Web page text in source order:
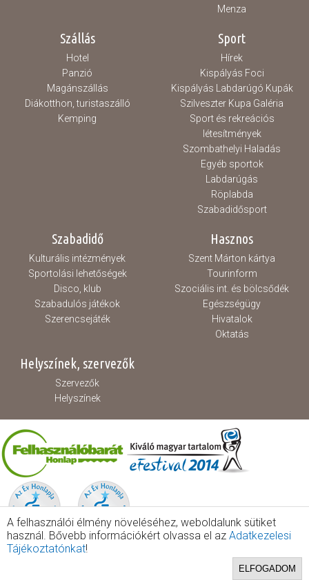
Menza
Szállás
Hotel
Panzió
Magánszállás
Diákotthon, turistaszálló
Kemping
Sport
Hírek
Kispályás Foci
Kispályás Labdarúgó Kupák
Szilveszter Kupa Galéria
Sport és rekreációs
létesítmények
Szombathelyi Haladás
Egyéb sportok
Labdarúgás
Röplabda
Szabadidősport
Szabadidő
Kulturális intézmények
Sportolási lehetőségek
Disco, klub
Szabadulós játékok
Szerencsejáték
Hasznos
Szent Márton kártya
Tourinform
Szociális int. és bölcsődék
Egészségügy
Hivatalok
Oktatás
Helyszínek, szervezők
Szervezők
Helyszínek
A felhasználói élmény növeléséhez, weboldalunk sütiket
használ. Bővebb információkért olvassa el az Adatkezelesi
Tájékoztatónkat!
ELFOGADOM